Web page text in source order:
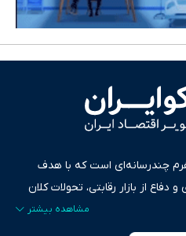
چندرسانه‌ای است که با هدف
از بازار رقابتی، تحولات کلان
پادکست، متن و گزارش‌های تحلیلی
دقیق و قابل اعتماد، فراتر از